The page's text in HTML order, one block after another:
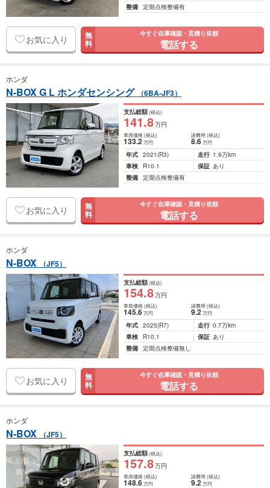
整備 定期点検整備有
お気に入り 無
料
今すぐ在庫確認・見積り依頼
電話する
ホンダ
N-BOX G L ホンダセンシング （6BA-JF3）
支払総額(税込)
141.8万円
車両価格(税込)
133.2万円
諸費用 (税込)
8.6 万円
年式 2021(R3) 走行 1.9万km
車検
R10.1 保証 あり
整備 定期点検整備有
お気に入り 無
料
今すぐ在庫確認・見積り依頼
電話する
ホンダ
N-BOX （JF5）
支払総額(税込)
154.8万円
車両価格(税込)
145.6万円
諸費用 (税込)
9.2 万円
年式 2025(R7) 走行 0.7万km
車検
R10.1 保証 あり
整備 定期点検整備無し
お気に入り 無
料
今すぐ在庫確認・見積り依頼
電話する
ホンダ
N-BOX （JF5）
支払総額(税込)
157.8万円
車両価格(税込)
148.6万円
諸費用 (税込)
9.2 万円